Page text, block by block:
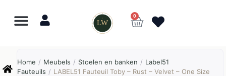
LW
0
Home / Meubels / Stoelen en banken / Label51
Fauteuils / LABEL51 Fauteuil Toby – Rust – Velvet – One Size
Online